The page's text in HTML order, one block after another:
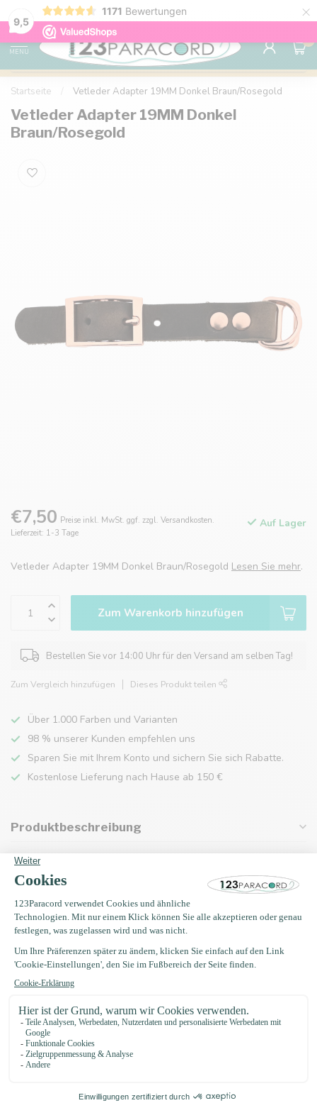
9,5
1171 Bewertungen ×
Kostenlose Lieferung nach Hause ab 150 €
MENU
0
Startseite Vetleder Adapter 19MM Donkel Braun/Rosegold
Vetleder Adapter 19MM Donkel
Braun/Rosegold
€7,50 Preise inkl. MwSt. ggf. zzgl. Versandkosten.
Lieferzeit: 1-3 Tage
Auf Lager
Vetleder Adapter 19MM Donkel Braun/Rosegold Lesen Sie mehr.
Zum Warenkorb hinzufügen
Bestellen Sie vor 14:00 Uhr für den Versand am selben Tag!
Zum Vergleich hinzufügen Dieses Produkt teilen
Über 1.000 Farben und Varianten
98 % unserer Kunden empfehlen uns
Sparen Sie mit Ihrem Konto und sichern Sie sich Rabatte.
Kostenlose Lieferung nach Hause ab 150 €
Produktbeschreibung
Eigenschaften
Zuletzt angesehen